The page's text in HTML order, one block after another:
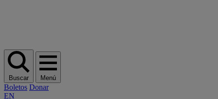
Buscar Menú
Boletos Donar
EN